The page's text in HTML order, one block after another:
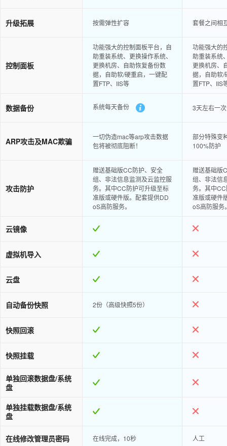
升级拓展 按需弹性扩容 套餐之间相
控制面板
功能强大的控制面板平台，自
助重装系统、更换操作系统、
更换机房、自助恢复备份数
据，自助软/硬重启，一键配
置FTP、IIS等
功能强大的
助重装系统
更换机房、
据，自助软/
置FTP、IIS
数据备份 系统每天备份 3天左右一
ARP攻击及MAC欺骗
一切伪造mac等arp攻击数据
包将被彻底阻断！
部分特殊变
100%防护
攻击防护
赠送基础版CC防护、安全
组、非法信息监测及云监控服
务。其中CC防护可升级至标
准版或硬件版。配套提供DD
oS高防服务。
赠送基础版
组、非法信
务。其中
准版或硬件
oS高防服务
云镜像
虚拟机导入
云盘
自动备份快照 2份（高级快照5份）
快照回滚
快照挂载
单独回滚数据盘/系统
盘
单独挂载数据盘/系统
盘
在线修改管理员密码 在线完成，10秒 人工